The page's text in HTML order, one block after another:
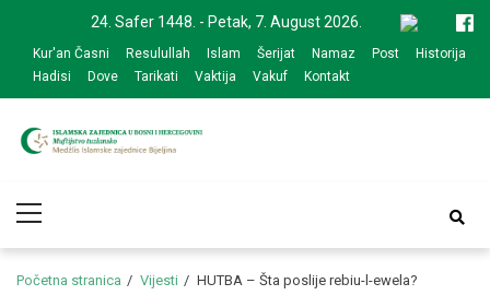
navigation
content
24. Safer 1448. - Petak, 7. August 2026.
Kur'an Časni Resulullah Islam Šerijat Namaz Post
Historija
Hadisi
Dove Tarikati Vaktija Vakuf Kontakt
zajednice Bijeljina
Menu
Početna stranica Vijesti HUTBA – Šta poslije rebiu-l-ewela?